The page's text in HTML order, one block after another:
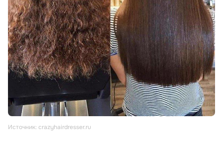
Источник: crazyhairdresser.ru